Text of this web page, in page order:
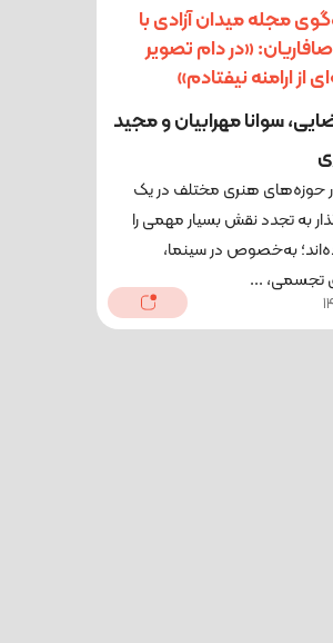
مجله میدان آزادی با
«در دام تصویر
از ارامنه نیفتادم»
سوانا مهرابیان و مجید
حوزه‌های هنری مختلف در یک
به تجدد نقش بسیار مهمی را
به‌خصوص در سینما،
تجسمی، ...